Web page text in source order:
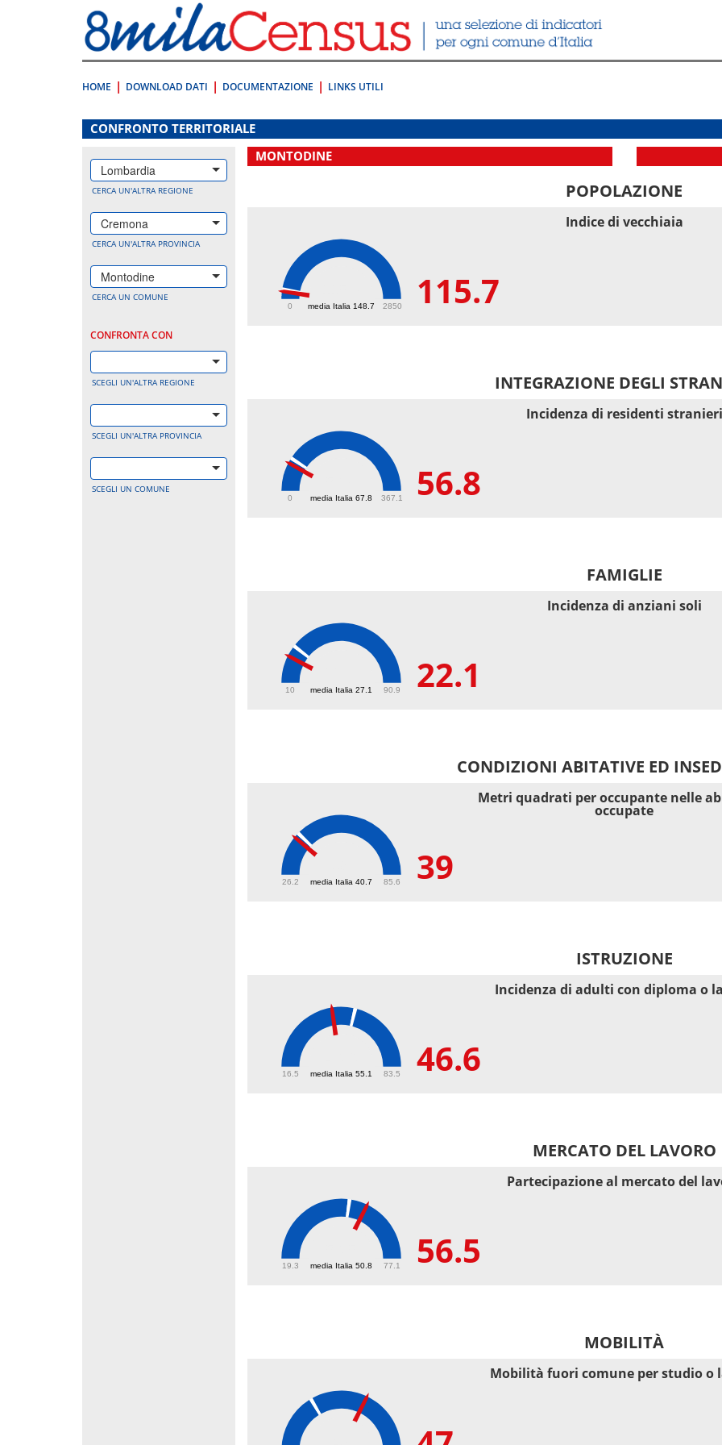
direttamente
a:
Contenuto
HOME DOWNLOAD DATI DOCUMENTAZIONE LINKS UTILI
.
CONFRONTO TERRITORIALE
Lombardia
CERCA UN'ALTRA REGIONE
Cremona
CERCA UN'ALTRA PROVINCIA
Montodine
CERCA UN COMUNE
CONFRONTA CON
SCEGLI UN'ALTRA REGIONE
SCEGLI UN'ALTRA PROVINCIA
SCEGLI UN COMUNE
MONTODINE
POPOLAZIONE
media Italia 148.7
0 2850 115.7
Indice di vecchiaia
INTEGRAZIONE DEGLI
media Italia 67.8
0 367.1 56.8
Incidenza di residenti stranieri
FAMIGLIE
media Italia 27.1
10 90.9 22.1
Incidenza di anziani soli
CONDIZIONI ABITATIVE ED
media Italia 40.7
26.2 85.6 39
Metri quadrati per occupante nelle
occupate
ISTRUZIONE
media Italia 55.1
16.5 83.5 46.6
Incidenza di adulti con diploma o
MERCATO DEL LAVORO
media Italia 50.8
19.3 77.1 56.5
Partecipazione al mercato del
MOBILITÀ
Mobilità fuori comune per studio o